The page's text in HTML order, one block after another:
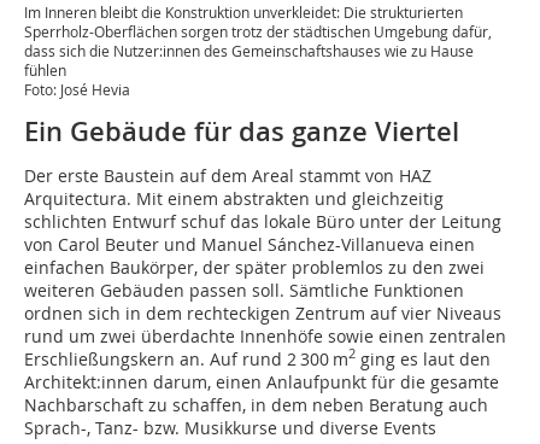
Im Inneren bleibt die Konstruktion unverkleidet: Die strukturierten
Sperrholz-Oberflächen sorgen trotz der städtischen Umgebung dafür,
dass sich die Nutzer:innen des Gemeinschaftshauses wie zu Hause
fühlen
Foto: José Hevia
Ein Gebäude für das ganze Viertel
Der erste Baustein auf dem Areal stammt von HAZ
Arquitectura. Mit einem abstrakten und gleichzeitig
schlichten Entwurf schuf das lokale Büro unter der Leitung
von Carol Beuter und Manuel Sánchez-Villanueva einen
einfachen Baukörper, der später problemlos zu den zwei
weiteren Gebäuden passen soll. Sämtliche Funktionen
ordnen sich in dem rechteckigen Zentrum auf vier Niveaus
rund um zwei überdachte Innenhöfe sowie einen zentralen
Erschließungskern an. Auf rund 2 300 m2 ging es laut den
Architekt:innen darum, einen Anlaufpunkt für die gesamte
Nachbarschaft zu schaffen, in dem neben Beratung auch
Sprach-, Tanz- bzw. Musikkurse und diverse Events